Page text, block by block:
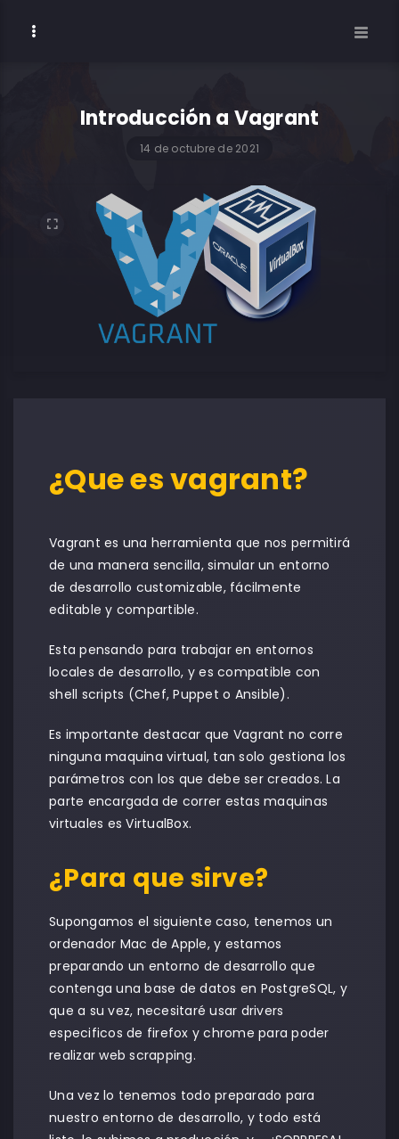
Introducción a Vagrant
14 de octubre de 2021
¿Que es vagrant?
Vagrant es una herramienta que nos permitirá
de una manera sencilla, simular un entorno
de desarrollo customizable, fácilmente
editable y compartible.
Esta pensando para trabajar en entornos
locales de desarrollo, y es compatible con
shell scripts (Chef, Puppet o Ansible).
Es importante destacar que Vagrant no corre
ninguna maquina virtual, tan solo gestiona los
parámetros con los que debe ser creados. La
parte encargada de correr estas maquinas
virtuales es VirtualBox.
¿Para que sirve?
Supongamos el siguiente caso, tenemos un
ordenador Mac de Apple, y estamos
preparando un entorno de desarrollo que
contenga una base de datos en PostgreSQL, y
que a su vez, necesitaré usar drivers
especificos de firefox y chrome para poder
realizar web scrapping.
Una vez lo tenemos todo preparado para
nuestro entorno de desarrollo, y todo está